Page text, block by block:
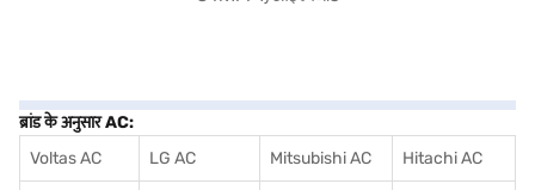
ब्रांड के अनुसार AC:
Voltas AC
LG AC Mitsubishi AC Hitachi AC